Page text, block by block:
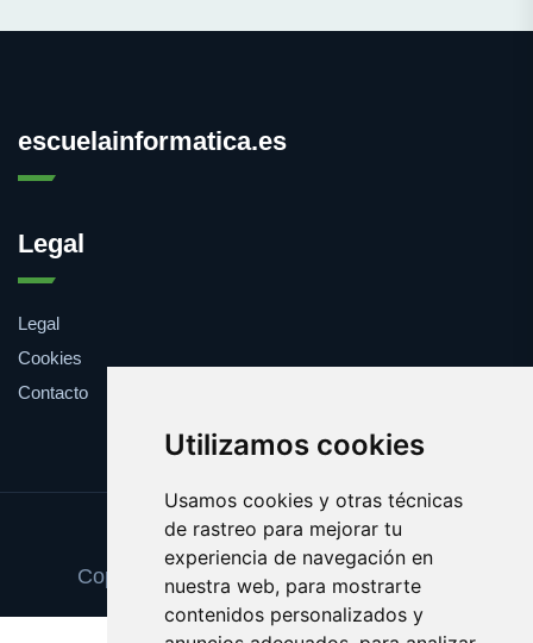
Utilizamos cookies
Usamos cookies y otras técnicas
de rastreo para mejorar tu
experiencia de navegación en
nuestra web, para mostrarte
contenidos personalizados y
escuelainformatica.es
Legal
Legal
Cookies
Contacto
Update cookies preferences
Copyright © 2025 escuelainformatica.es